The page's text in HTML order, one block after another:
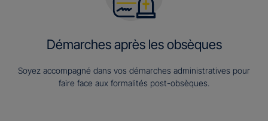
Démarches après les obsèques
Soyez accompagné dans vos démarches administratives pour
faire face aux formalités post-obsèques.